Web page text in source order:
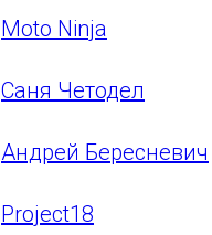
Moto Ninja
Саня Четодел
Андрей Бересневич
Project18